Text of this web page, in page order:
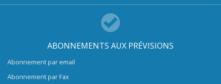
ABONNEMENTS AUX PRÉVISIONS
Abonnement par email
Abonnement par Fax